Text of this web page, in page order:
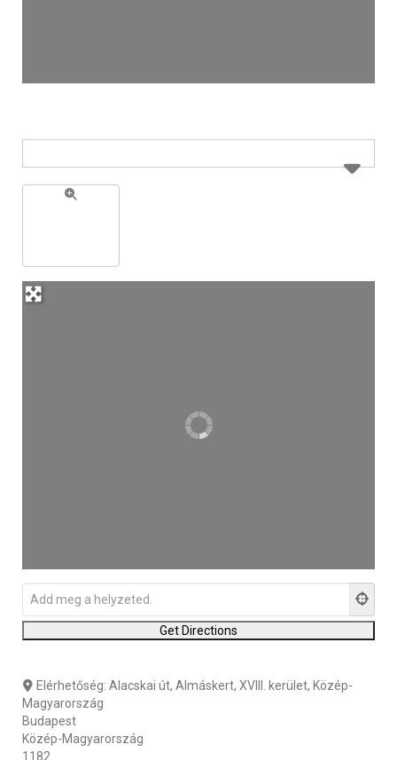
Elérhetőség: Alacskai út, Almáskert, XVIII. kerület, Közép-
Magyarország
Budapest
Közép-Magyarország
1182